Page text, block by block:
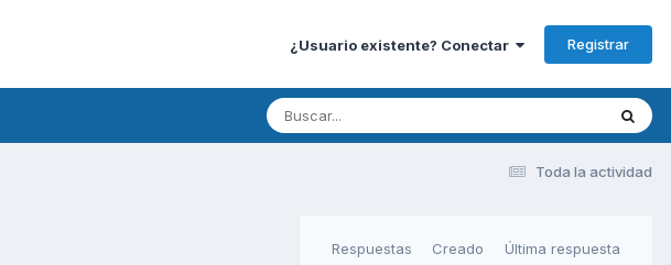
¿Usuario existente? Conectar Registrar
Toda la actividad
Respuestas Creado Última respuesta